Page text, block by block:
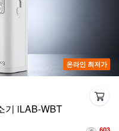
온라인 최저가
기 iLAB-WBT